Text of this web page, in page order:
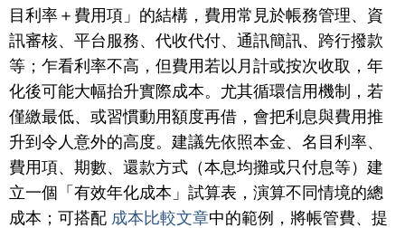
目利率＋費用項」的結構，費用常見於帳務管理、資
訊審核、平台服務、代收代付、通訊簡訊、跨行撥款
等；乍看利率不高，但費用若以月計或按次收取，年
化後可能大幅抬升實際成本。尤其循環信用機制，若
僅繳最低、或習慣動用額度再借，會把利息與費用推
升到令人意外的高度。建議先依照本金、名目利率、
費用項、期數、還款方式（本息均攤或只付息等）建
立一個「有效年化成本」試算表，演算不同情境的總
成本；可搭配 成本比較文章中的範例，將帳管費、提